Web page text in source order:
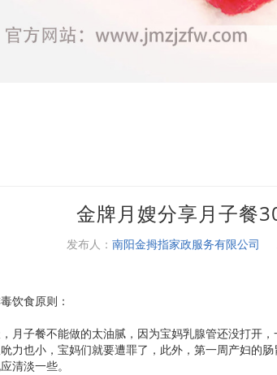
金牌月嫂分享月子餐
发布人： 南阳金拇指家政服务有限公司
食原则：
子餐不能做的太油腻，因为宝妈乳腺管还没打开
力也小，宝妈们就要遭罪了，此外，第一周产妇的
清淡一些。